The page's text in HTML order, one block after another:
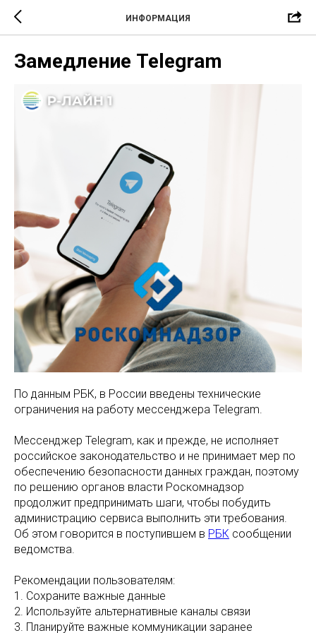
ИНФОРМАЦИЯ
Замедление Telegram
По данным РБК, в России введены технические
ограничения на работу мессенджера Telegram.
Мессенджер Telegram, как и прежде, не исполняет
российское законодательство и не принимает мер по
обеспечению безопасности данных граждан, поэтому
по решению органов власти Роскомнадзор
продолжит предпринимать шаги, чтобы побудить
администрацию сервиса выполнить эти требования.
Об этом говорится в поступившем в РБК сообщении
ведомства.
Рекомендации пользователям:
1. Сохраните важные данные
2. Используйте альтернативные каналы связи
3. Планируйте важные коммуникации заранее